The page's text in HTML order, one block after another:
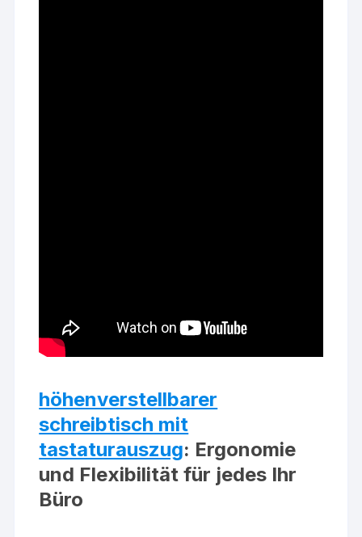
höhenverstellbarer
schreibtisch mit
tastaturauszug: Ergonomie
und Flexibilität für jedes Ihr
Büro